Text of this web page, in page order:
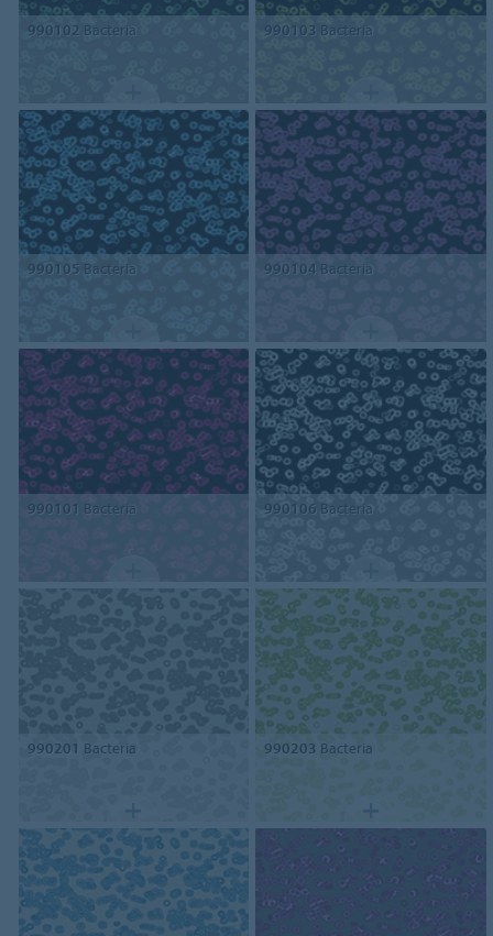
990102 Bacteria 990103 Bacteria
990105 Bacteria 990104 Bacteria
990101 Bacteria 990106 Bacteria
990201 Bacteria 990203 Bacteria